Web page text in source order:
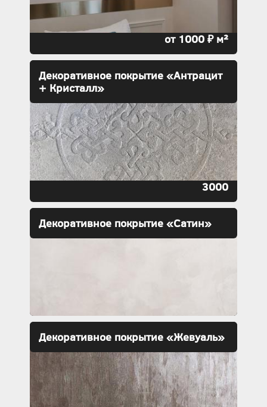
от 1000 ₽ м²
Декоративное покрытие «Антрацит
+ Кристалл»
3000
Декоративное покрытие «Сатин»
Декоративное покрытие «Жевуаль»